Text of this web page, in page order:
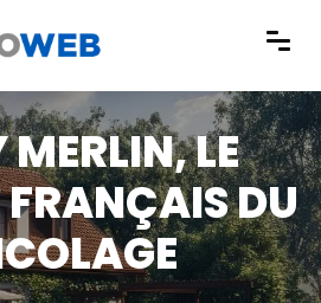
cookies
MERLIN, LE
DU